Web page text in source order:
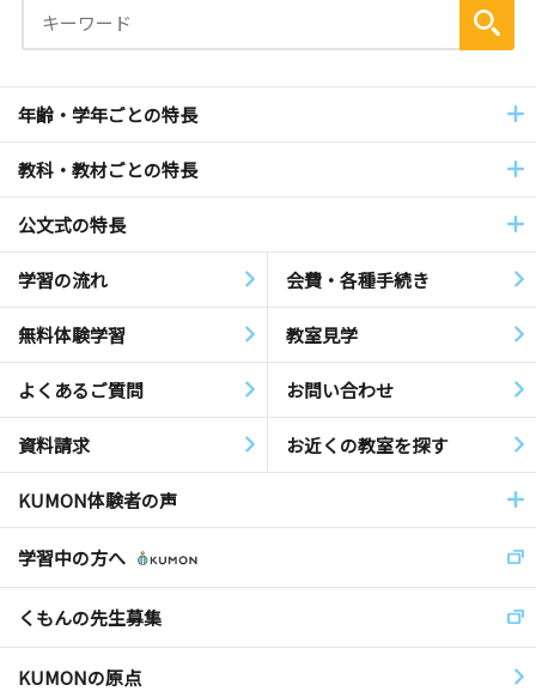
年齢・学年ごとの特長
教科・教材ごとの特長
公文式の特長
学習の流れ 会費・各種手続き
無料体験学習 教室見学
よくあるご質問 お問い合わせ
資料請求 お近くの教室を探す
KUMON体験者の声
学習中の方へ
くもんの先生募集
KUMONの原点